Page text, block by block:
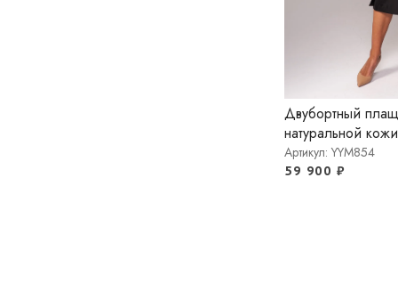
Двубортный
натуральной кожи
Артикул: YYM854
59 900 ₽